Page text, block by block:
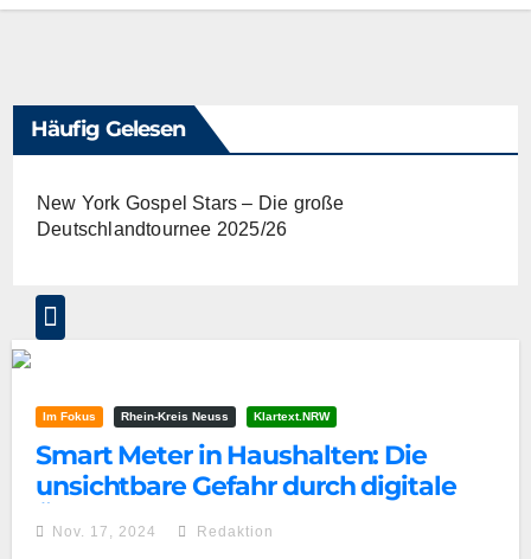
Häufig Gelesen
New York Gospel Stars – Die große
Deutschlandtournee 2025/26
Im Fokus Rhein-Kreis Neuss Klartext.NRW
Smart Meter in Haushalten: Die
unsichtbare Gefahr durch digitale
Nov. 17, 2024 Redaktion